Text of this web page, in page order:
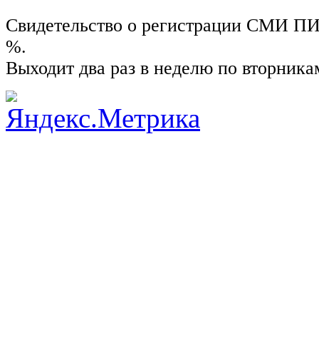
Свидетельство о регистрации СМИ
%.
Выходит два раз в неделю по